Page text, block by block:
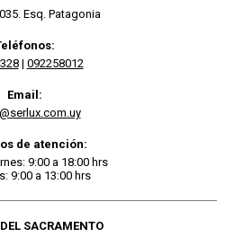
Esq. Patagonia
| 092258012
Email:
de atención:
9:00 a 18:00 hrs
9:00 a 13:00 hrs
SACRAMENTO